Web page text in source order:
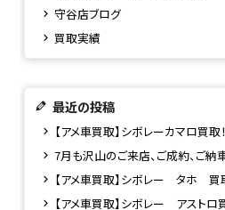
守谷店ブログ
買取実績
最近の投稿
【アメ車買取】シボレーカマロ買取！
7月も沢山のご来店、ご成約、ご納
【アメ車買取】シボレー タホ 買
【アメ車買取】シボレー アストロ